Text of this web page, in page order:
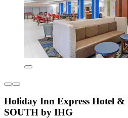
Holiday Inn Express Hotel &
SOUTH by IHG